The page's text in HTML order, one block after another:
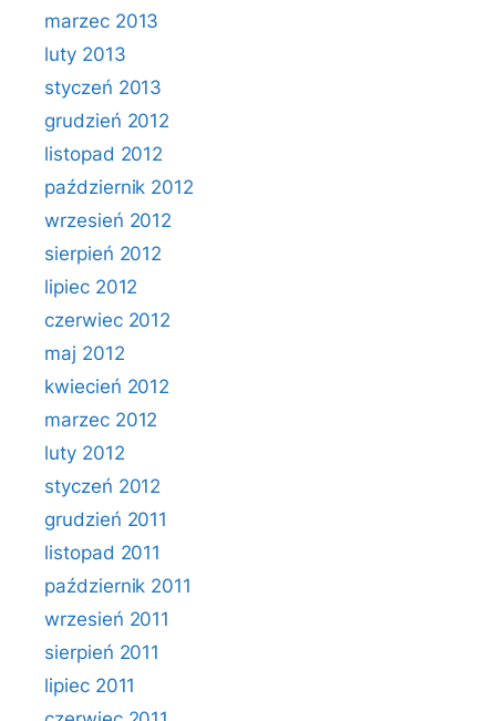
marzec 2013
luty 2013
styczeń 2013
grudzień 2012
listopad 2012
październik 2012
wrzesień 2012
sierpień 2012
lipiec 2012
czerwiec 2012
maj 2012
kwiecień 2012
marzec 2012
luty 2012
styczeń 2012
grudzień 2011
listopad 2011
październik 2011
wrzesień 2011
sierpień 2011
lipiec 2011